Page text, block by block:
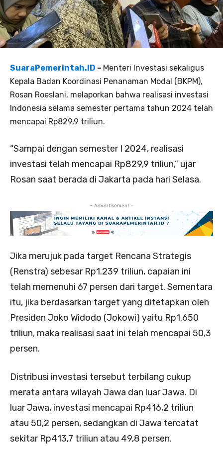
SuaraPemerintah.ID – Menteri Investasi sekaligus
Kepala Badan Koordinasi Penanaman Modal (BKPM),
Rosan Roeslani, melaporkan bahwa realisasi investasi
Indonesia selama semester pertama tahun 2024 telah
mencapai Rp829,9 triliun.
“Sampai dengan semester I 2024, realisasi
investasi telah mencapai Rp829,9 triliun,” ujar
Rosan saat berada di Jakarta pada hari Selasa.
- Advertisement -
Jika merujuk pada target Rencana Strategis
(Renstra) sebesar Rp1.239 triliun, capaian ini
telah memenuhi 67 persen dari target. Sementara
itu, jika berdasarkan target yang ditetapkan oleh
Presiden Joko Widodo (Jokowi) yaitu Rp1.650
triliun, maka realisasi saat ini telah mencapai 50,3
persen.
Distribusi investasi tersebut terbilang cukup
merata antara wilayah Jawa dan luar Jawa. Di
luar Jawa, investasi mencapai Rp416,2 triliun
atau 50,2 persen, sedangkan di Jawa tercatat
sekitar Rp413,7 triliun atau 49,8 persen.